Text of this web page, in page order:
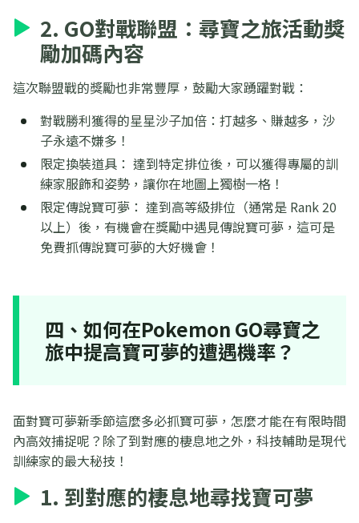
2. GO對戰聯盟：尋寶之旅活動獎
勵加碼內容
這次聯盟戰的獎勵也非常豐厚，鼓勵大家踴躍對戰：
對戰勝利獲得的星星沙子加倍：打越多、賺越多，沙
子永遠不嫌多！
限定換裝道具： 達到特定排位後，可以獲得專屬的訓
練家服飾和姿勢，讓你在地圖上獨樹一格！
限定傳說寶可夢： 達到高等級排位（通常是 Rank 20
以上）後，有機會在獎勵中遇見傳說寶可夢，這可是
免費抓傳說寶可夢的大好機會！
四、如何在Pokemon GO尋寶之
旅中提高寶可夢的遭遇機率？
面對寶可夢新季節這麼多必抓寶可夢，怎麼才能在有限時間
內高效捕捉呢？除了到對應的棲息地之外，科技輔助是現代
訓練家的最大秘技！
1. 到對應的棲息地尋找寶可夢